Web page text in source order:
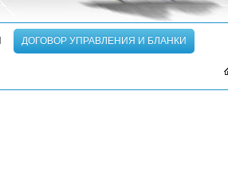
ДОГОВОР УПРАВЛЕНИЯ И БЛАНКИ